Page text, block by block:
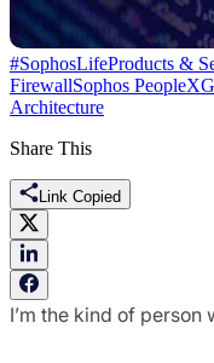
#SophosLifeProducts &
FirewallSophos People
Architecture
Share This
Link Copied
I’m the kind of person